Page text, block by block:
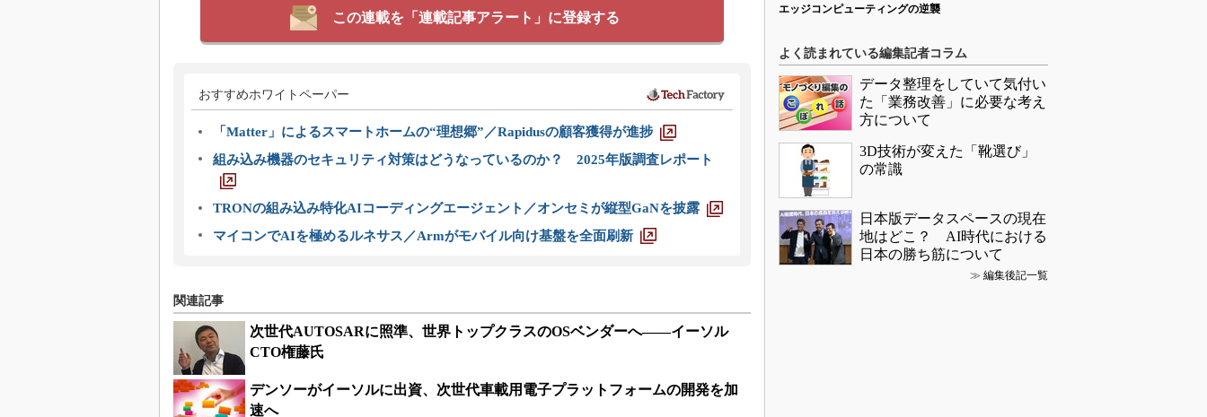
この連載を「連載記事アラート」に登録する
おすすめホワイトペーパー
「Matter」によるスマートホームの“理想郷”／Rapidusの顧客獲得が進捗
組み込み機器のセキュリティ対策はどうなっているのか？ 2025年版調査レポート
TRONの組み込み特化AIコーディングエージェント／オンセミが縦型GaNを披露
マイコンでAIを極めるルネサス／Armがモバイル向け基盤を全面刷新
関連記事
次世代AUTOSARに照準、世界トップクラスのOSベンダーへ――イーソル
CTO権藤氏
デンソーがイーソルに出資、次世代車載用電子プラットフォームの開発を加
速へ
エッジコンピューティングの逆襲
よく読まれている編集記者コラム
データ整理をしていて気付い
た「業務改善」に必要な考え
方について
3D技術が変えた「靴選び」
の常識
日本版データスペースの現在
地はどこ？ AI時代における
日本の勝ち筋について
≫ 編集後記一覧